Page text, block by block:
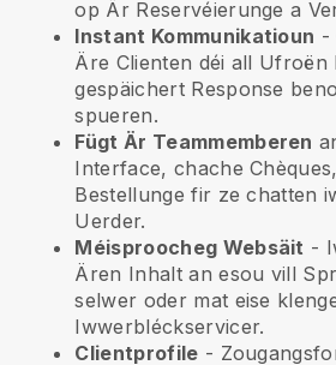
op Är Reservéierunge a
Instant Kommunikatioun -
Äre Clienten déi all Ufroën
gespäichert Response
spueren.
Fügt Är Teammemberen
Interface, chache
Bestellunge fir ze chatten
Uerder.
Méisproocheg Websäit -
Ären Inhalt an esou vill
selwer oder mat eise
Iwwerbléckservicer.
Clientprofile -